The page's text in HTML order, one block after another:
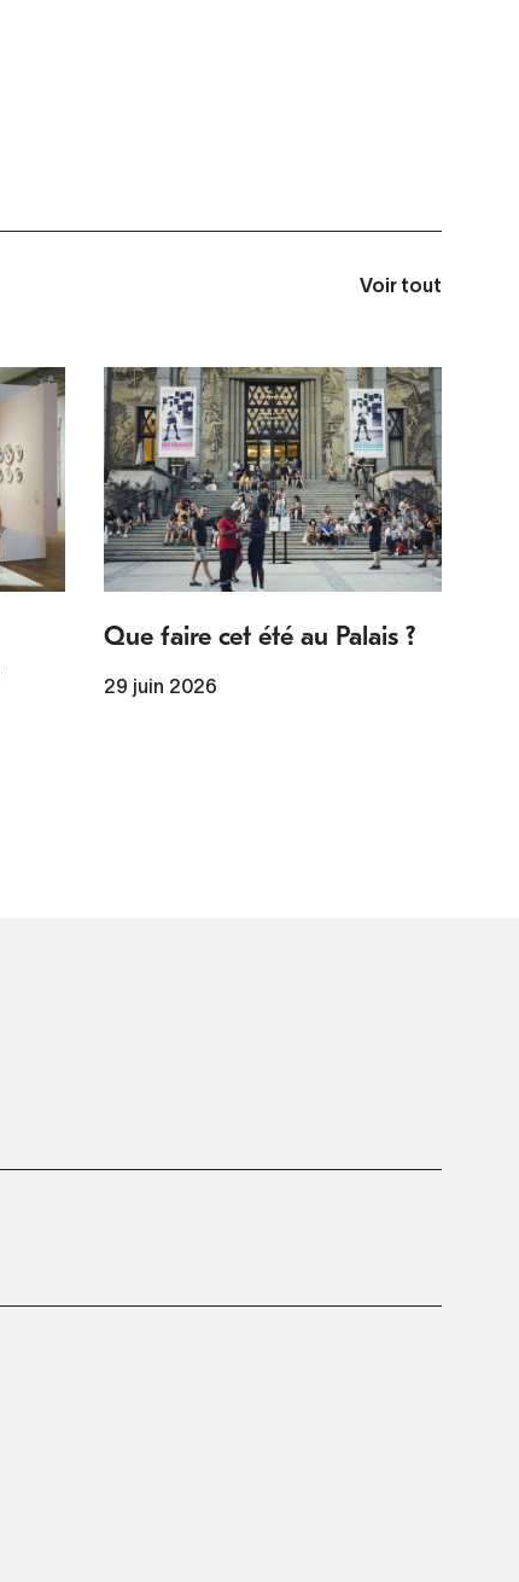
Voir tout
Que faire cet été au Palais ?
29 juin 2026